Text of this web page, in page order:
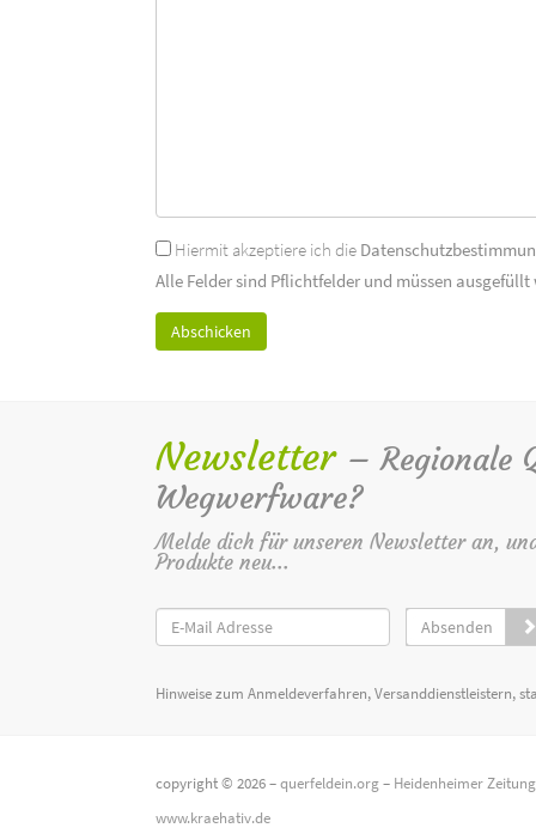
Hiermit akzeptiere ich die
Alle Felder sind Pflichtfelder und müssen ausgefüllt
Newsletter – Regionale
Wegwerfware?
Melde dich für unseren Newsletter an,
Produkte neu...
Absenden
Hinweise zum Anmeldeverfahren, Versanddienstleistern,
copyright © 2026 –querfeldein.org– Heidenheimer
www.kraehativ.de